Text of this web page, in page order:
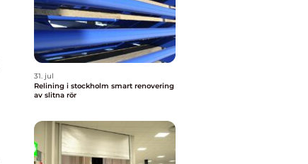
31. jul
Relining i stockholm smart renovering
av slitna rör